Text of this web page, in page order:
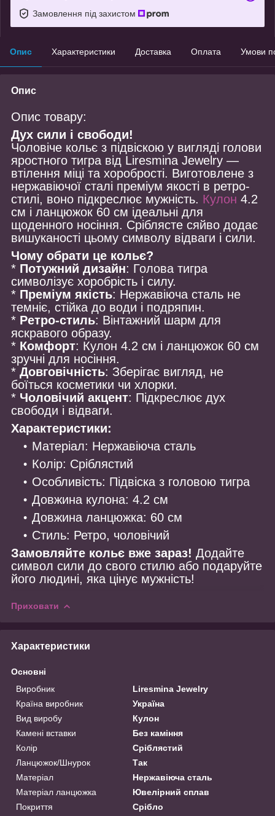
Замовлення під захистом
Опис Характеристики Доставка Оплата Умови
Опис
Опис товару:
Дух сили і свободи!
Чоловіче кольє з підвіскою у вигляді голови
яростного тигра від Liresmina Jewelry —
втілення міці та хоробрості. Виготовлене з
нержавіючої сталі преміум якості в ретро-
стилі, воно підкреслює мужність. Кулон 4.2
см і ланцюжок 60 см ідеальні для
щоденного носіння. Сріблясте сяйво додає
вишуканості цьому символу відваги і сили.
Чому обрати це кольє?
* Потужний дизайн: Голова тигра
символізує хоробрість і силу.
* Преміум якість: Нержавіюча сталь не
темніє, стійка до води і подряпин.
* Ретро-стиль: Вінтажний шарм для
яскравого образу.
* Комфорт: Кулон 4.2 см і ланцюжок 60 см
зручні для носіння.
* Довговічність: Зберігає вигляд, не
боїться косметики чи хлорки.
* Чоловічий акцент: Підкреслює дух
свободи і відваги.
Характеристики:
Матеріал: Нержавіюча сталь
Колір: Сріблястий
Особливість: Підвіска з головою тигра
Довжина кулона: 4.2 см
Довжина ланцюжка: 60 см
Стиль: Ретро, чоловічий
Замовляйте кольє вже зараз! Додайте
символ сили до свого стилю або подаруйте
його людині, яка цінує мужність!
Приховати
Характеристики
Основні
Виробник
Liresmina Jewelry
Країна виробник
Україна
Вид виробу
Кулон
Камені вставки
Без каміння
Колір
Сріблястий
Ланцюжок/Шнурок
Так
Матеріал
Нержавіюча сталь
Матеріал ланцюжка
Ювелірний сплав
Покриття
Срібло